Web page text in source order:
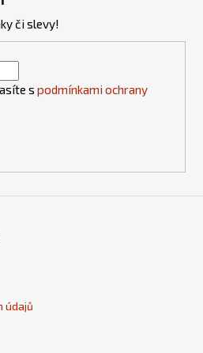
či slevy!
s podmínkami ochrany
údajů